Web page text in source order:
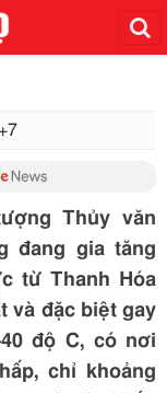
Thủy văn
đang gia tăng
từ Thanh Hóa
và đặc biệt gay
độ C, có nơi
chỉ khoảng